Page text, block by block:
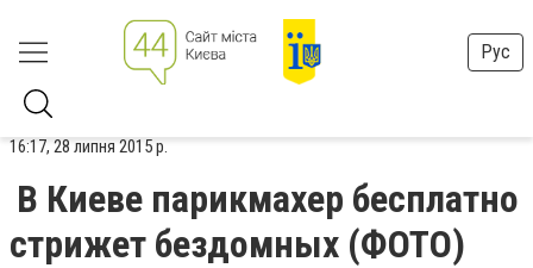
Рус
16:17, 28 липня 2015 р.
В Киеве парикмахер бесплатно
стрижет бездомных (ФОТО)